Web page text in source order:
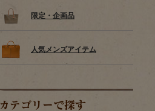
限定・企画品
人気メンズアイテム
カテゴリーで探す